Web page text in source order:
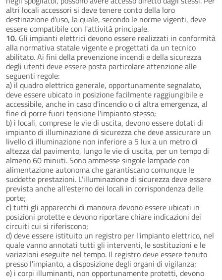
altri locali accessori si deve tenere conto della loro
destinazione d'uso, la quale, secondo le norme vigenti, deve
essere compatibile con l'attività principale.
10. Gli impianti elettrici devono essere realizzati in conformità
alla normativa statale vigente e progettati da un tecnico
abilitato. Ai fini della prevenzione incendi e della sicurezza
degli utenti deve essere posta particolare attenzione alle
seguenti regole:
a) il quadro elettrico generale, opportunamente segnalato,
deve essere ubicato in posizione facilmente raggiungibile e
accessibile, anche in caso d'incendio o di altra emergenza, al
fine di porre fuori tensione l'impianto stesso;
b) i locali, comprese le vie di uscita, devono essere dotati di
impianto di illuminazione di sicurezza che deve assicurare un
livello di illuminazione non inferiore a 5 lux a un metro di
altezza dal pavimento, lungo le vie di uscita, per un tempo di
almeno 60 minuti. Sono ammesse singole lampade con
alimentazione autonoma che garantiscano comunque le
suddette prestazioni. L'illuminazione di sicurezza deve essere
prevista anche all'esterno dei locali in corrispondenza delle
porte;
c) tutti gli apparecchi di manovra devono essere ubicati in
posizioni protette e devono riportare chiare indicazioni dei
circuiti cui si riferiscono;
d) deve essere istituito un registro per l'impianto elettrico, nel
quale vanno annotati tutti gli interventi, le sostituzioni e le
variazioni eseguite nel tempo. Il registro deve essere tenuto
presso l'impianto, a disposizione degli organi di vigilanza;
e) i corpi illuminanti, non opportunamente protetti, devono